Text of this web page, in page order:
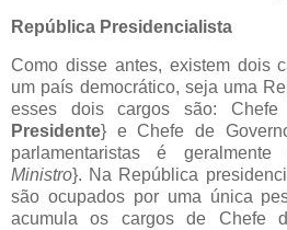
República Presidencialista
Como disse antes, existem dois
um país democrático, seja uma
esses dois cargos são:
Presidente} e Chefe de
parlamentaristas é
Ministro}. Na República
são ocupados por uma única
acumula os cargos de Chefe